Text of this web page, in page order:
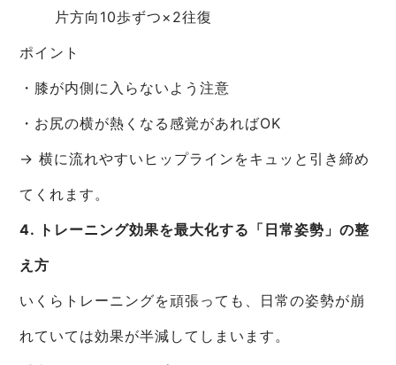
片方向10歩ずつ×2往復
ポイント
・膝が内側に入らないよう注意
・お尻の横が熱くなる感覚があればOK
→ 横に流れやすいヒップラインをキュッと引き締め
てくれます。
4. トレーニング効果を最大化する「日常姿勢」の整
え方
いくらトレーニングを頑張っても、日常の姿勢が崩
れていては効果が半減してしまいます。